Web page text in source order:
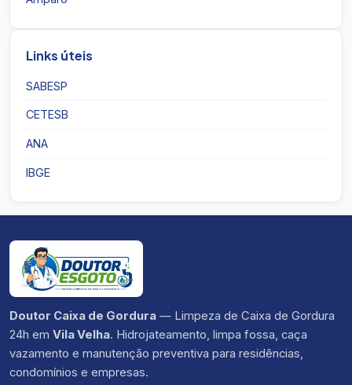
Links úteis
SABESP
CETESB
ANA
IBGE
Doutor Caixa de Gordura — Limpeza de Caixa de Gordura
24h em Vila Velha. Hidrojateamento, limpa fossa, caça
vazamento e manutenção preventiva para residências,
condomínios e empresas.